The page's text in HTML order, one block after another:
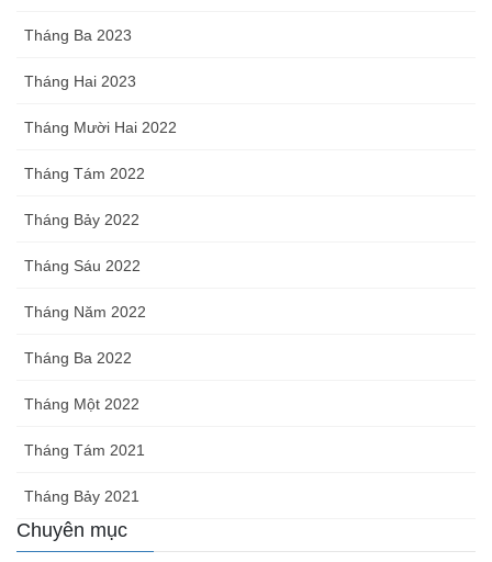
Tháng Ba 2023
Tháng Hai 2023
Tháng Mười Hai 2022
Tháng Tám 2022
Tháng Bảy 2022
Tháng Sáu 2022
Tháng Năm 2022
Tháng Ba 2022
Tháng Một 2022
Tháng Tám 2021
Tháng Bảy 2021
Chuyên mục